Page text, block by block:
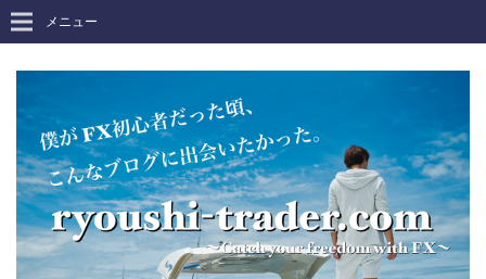
メニュー